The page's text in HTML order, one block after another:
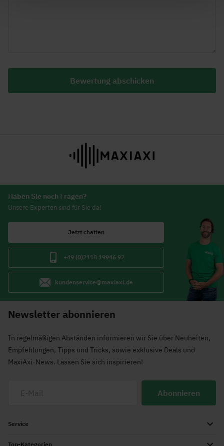
Bewertung abschicken
Haben Sie noch Fragen?
Unsere Experten sind für Sie da!
Jetzt chatten
+49 (0)2118 19946 92
kundenservice@maxiaxi.de
Newsletter abonnieren
In regelmäßigen Abständen informieren wir Sie über Neuheiten,
Empfehlungen, Tipps und Tricks, sowie exklusive Deals und
MaxiAxi-News. Lassen Sie sich inspirieren!
Abonnieren
Service
Top-Kategorien